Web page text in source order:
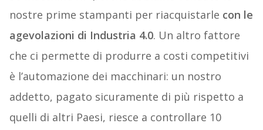
nostre prime stampanti per riacquistarle con le
agevolazioni di Industria 4.0. Un altro fattore
che ci permette di produrre a costi competitivi
è l’automazione dei macchinari: un nostro
addetto, pagato sicuramente di più rispetto a
quelli di altri Paesi, riesce a controllare 10